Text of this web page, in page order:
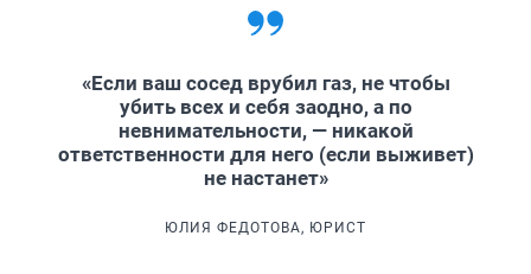
«Если ваш сосед врубил газ, не чтобы
убить всех и себя заодно, а по
невнимательности, — никакой
ответственности для него (если выживет)
не настанет»
ЮЛИЯ ФЕДОТОВА, ЮРИСТ